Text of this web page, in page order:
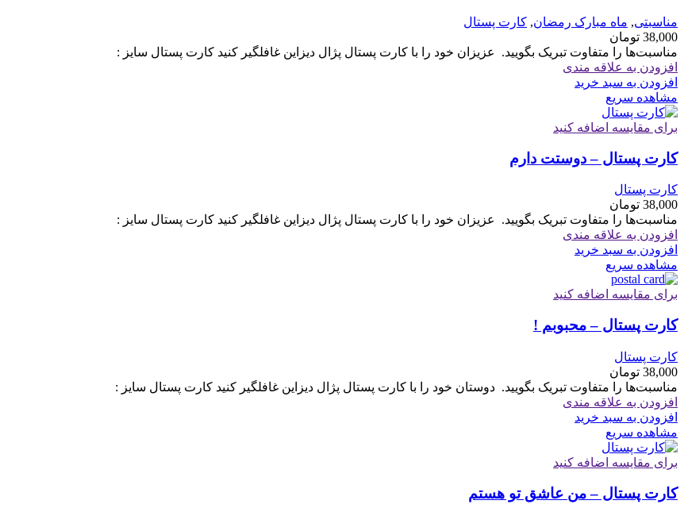
مناسبتی, ماه مبارک رمضان, کارت پستال
38,000 تومان
مناسبت‌ها را متفاوت تبریک بگویید. ‏ ‏عزیزان خود را با کارت پستال پژال دیزاین غافلگیر کنید کارت پستال سایز :
افزودن به علاقه مندی
افزودن به سبد خرید
مشاهده سریع
برای مقایسه اضافه کنید
کارت پستال – دوستت دارم
کارت پستال
38,000 تومان
مناسبت‌ها را متفاوت تبریک بگویید. ‏ ‏عزیزان خود را با کارت پستال پژال دیزاین غافلگیر کنید کارت پستال سایز :
افزودن به علاقه مندی
افزودن به سبد خرید
مشاهده سریع
برای مقایسه اضافه کنید
کارت پستال – محبوبم !
کارت پستال
38,000 تومان
مناسبت‌ها را متفاوت تبریک بگویید. ‏ ‏دوستان خود را با کارت پستال پژال دیزاین غافلگیر کنید کارت پستال سایز :
افزودن به علاقه مندی
افزودن به سبد خرید
مشاهده سریع
برای مقایسه اضافه کنید
کارت پستال – من عاشق تو هستم